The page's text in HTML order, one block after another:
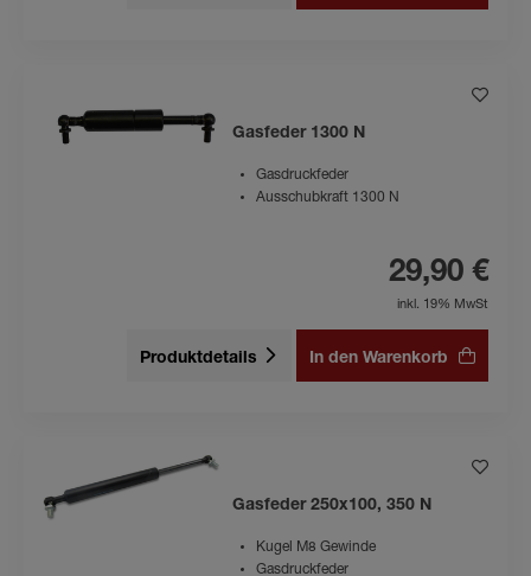
Gasfeder 1300 N
Gasdruckfeder
Ausschubkraft 1300 N
29,90 €
inkl. 19% MwSt
Produktdetails In den Warenkorb
Gasfeder 250x100, 350 N
Kugel M8 Gewinde
Gasdruckfeder